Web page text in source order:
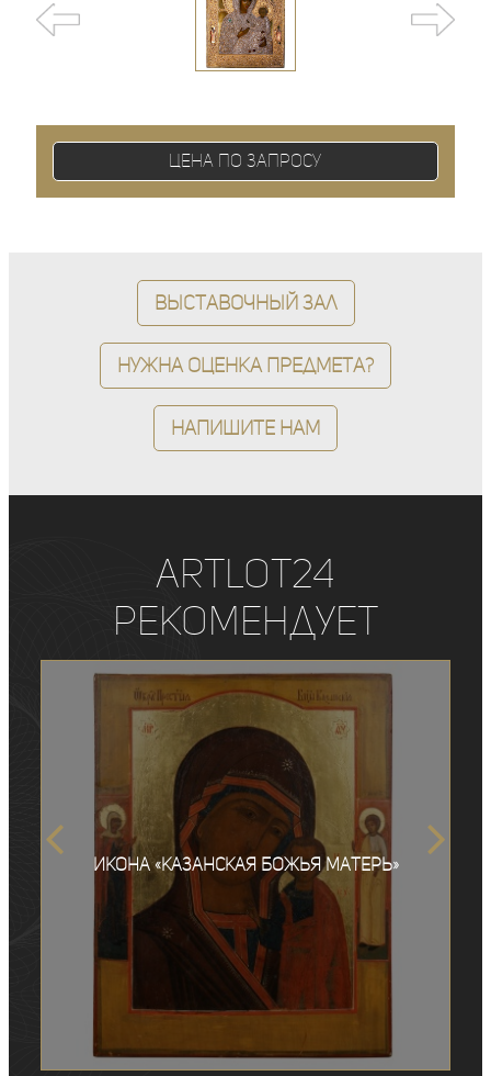
Цена по запросу
Выставочный зал
Нужна оценка предмета?
Напишите нам
ArtLot24
рекомендует
Икона «Казанская Божья Матерь»